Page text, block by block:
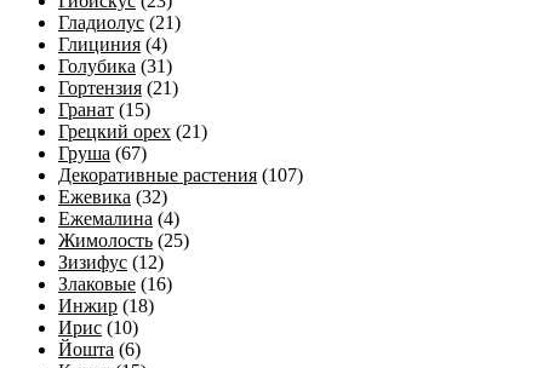
Гладиолус (21)
Глициния (4)
Голубика (31)
Гортензия (21)
Гранат (15)
Грецкий орех (21)
Груша (67)
Декоративные растения (107)
Ежевика (32)
Ежемалина (4)
Жимолость (25)
Зизифус (12)
Злаковые (16)
Инжир (18)
Ирис (10)
Йошта (6)